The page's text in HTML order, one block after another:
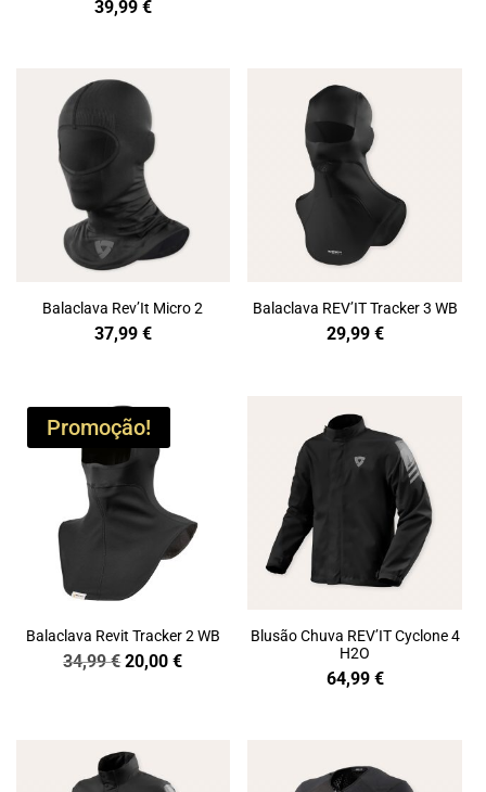
39,99 €
Balaclava Rev’It Micro 2
37,99 €
Balaclava REV’IT Tracker 3 WB
29,99 €
Promoção!
Balaclava Revit Tracker 2 WB
34,99€ 20,00€
Blusão Chuva REV’IT Cyclone 4
H2O
64,99 €